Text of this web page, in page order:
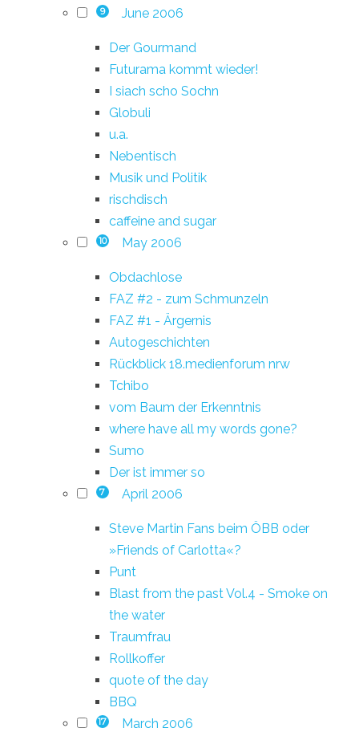
9 June 2006
Der Gourmand
Futurama kommt wieder!
I siach scho Sochn
Globuli
u.a.
Nebentisch
Musik und Politik
rischdisch
caffeine and sugar
10 May 2006
Obdachlose
FAZ #2 - zum Schmunzeln
FAZ #1 - Ärgernis
Autogeschichten
Rückblick 18.medienforum nrw
Tchibo
vom Baum der Erkenntnis
where have all my words gone?
Sumo
Der ist immer so
7 April 2006
Steve Martin Fans beim ÖBB oder
»Friends of Carlotta«?
Punt
Blast from the past Vol.4 - Smoke on
the water
Traumfrau
Rollkoffer
quote of the day
BBQ
17 March 2006